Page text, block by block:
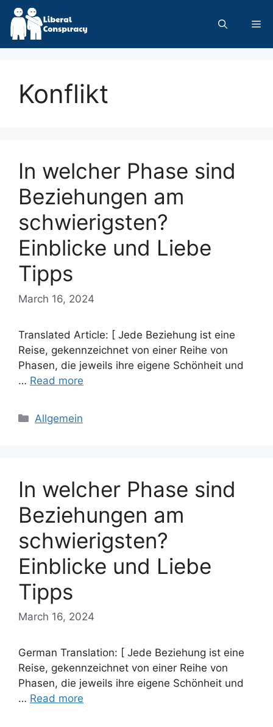
Skip
content
Konflikt
In welcher Phase sind
Beziehungen am
schwierigsten?
Einblicke und Liebe
Tipps
March 16, 2024
Translated Article: [ Jede Beziehung ist eine
Reise, gekennzeichnet von einer Reihe von
Phasen, die jeweils ihre eigene Schönheit und
… Read more
Categories
Allgemein
In welcher Phase sind
Beziehungen am
schwierigsten?
Einblicke und Liebe
Tipps
March 16, 2024
German Translation: [ Jede Beziehung ist eine
Reise, gekennzeichnet von einer Reihe von
Phasen, die jeweils ihre eigene Schönheit und
… Read more